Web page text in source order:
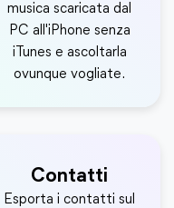
musica scaricata dal
PC all'iPhone senza
iTunes e ascoltarla
ovunque vogliate.
Contatti
Esporta i contatti sul